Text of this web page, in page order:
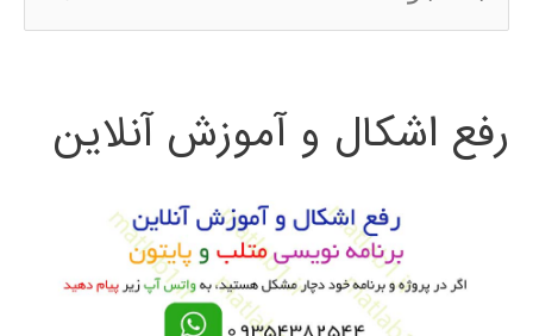
س
ج
رفع اشکال و آموزش آنلاین